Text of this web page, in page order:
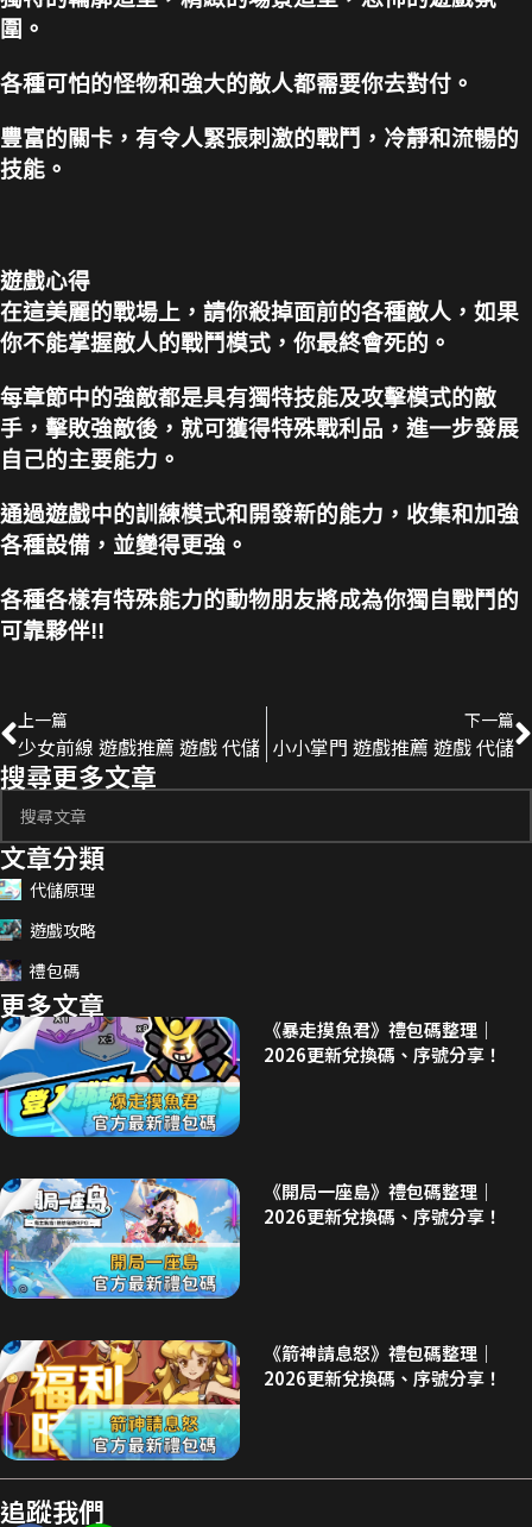
圍。
各種可怕的怪物和強大的敵人都需要你去對付。
豐富的關卡，有令人緊張刺激的戰鬥，冷靜和流暢的
技能。
遊戲心得
在這美麗的戰場上，請你殺掉面前的各種敵人，如果
你不能掌握敵人的戰鬥模式，你最終會死的。
每章節中的強敵都是具有獨特技能及攻擊模式的敵
手，擊敗強敵後，就可獲得特殊戰利品，進一步發展
自己的主要能力。
通過遊戲中的訓練模式和開發新的能力，收集和加強
各種設備，並變得更強。
各種各樣有特殊能力的動物朋友將成為你獨自戰鬥的
可靠夥伴!!
上一篇
少女前線 遊戲推薦 遊戲 代儲
下一篇
小小掌門 遊戲推薦 遊戲 代儲
搜尋更多文章
文章分類
代儲原理
遊戲攻略
禮包碼
更多文章
《暴走摸魚君》禮包碼整理｜
2026更新兌換碼、序號分享！
《開局一座島》禮包碼整理｜
2026更新兌換碼、序號分享！
《箭神請息怒》禮包碼整理｜
2026更新兌換碼、序號分享！
追蹤我們